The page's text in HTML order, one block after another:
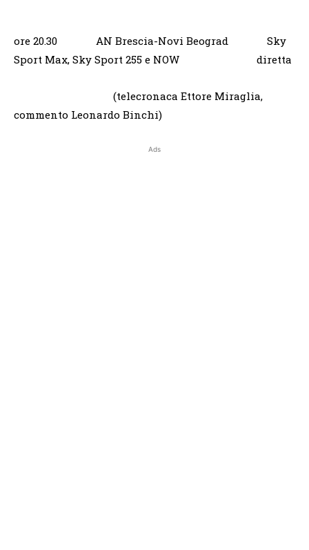
ore 20.30 AN Brescia-Novi Beograd Sky
Sport Max, Sky Sport 255 e NOW diretta
(telecronaca Ettore Miraglia,
commento Leonardo Binchi)
Ads